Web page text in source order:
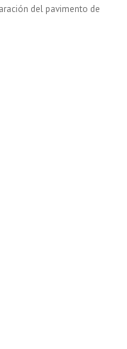
del pavimento de